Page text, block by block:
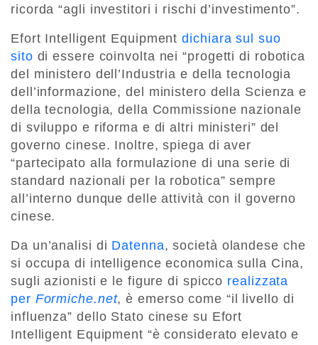
ricorda “agli investitori i rischi d’investimento”.
Efort Intelligent Equipmentdichiara sul suo
sito di essere coinvolta nei “progetti di robotica
del ministero dell’Industria e della tecnologia
dell’informazione, del ministero della Scienza e
della tecnologia, della Commissione nazionale
di sviluppo e riforma e di altri ministeri” del
governo cinese. Inoltre, spiega di aver
“partecipato alla formulazione di una serie di
standard nazionali per la robotica” sempre
all’interno dunque delle attività con il governo
cinese.
Da un’analisi di Datenna, società olandese che
si occupa di intelligence economica sulla Cina,
sugli azionisti e le figure di spicco realizzata
per Formiche.net, è emerso come “il livello di
influenza” dello Stato cinese su Efort
Intelligent Equipment “è considerato elevato e